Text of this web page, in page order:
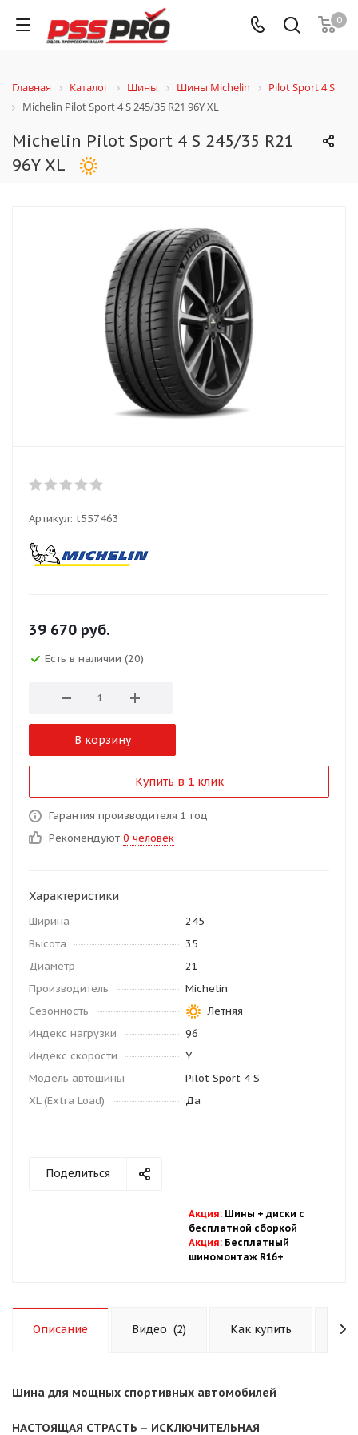
0
Главная Каталог Шины Шины Michelin
Pilot Sport 4 S
Michelin Pilot Sport 4 S 245/35 R21 96Y XL
Michelin Pilot Sport 4 S 245/35 R21
96Y XL
Артикул: t557463
39 670 руб.
Есть в наличии (20)
В корзину
Купить в 1 клик
Гарантия производителя 1 год
Рекомендуют 0 человек
Характеристики
Ширина
245
Высота
35
Диаметр
21
Производитель
Michelin
Сезонность
Летняя
Индекс нагрузки
96
Индекс скорости
Y
Модель автошины
Pilot Sport 4 S
XL (Extra Load)
Да
Поделиться
Акция: Шины + диски с
бесплатной сборкой
Акция: Бесплатный
шиномонтаж R16+
Описание Видео (2) Как купить
Шина для мощных спортивных автомобилей
НАСТОЯЩАЯ СТРАСТЬ – ИСКЛЮЧИТЕЛЬНАЯ